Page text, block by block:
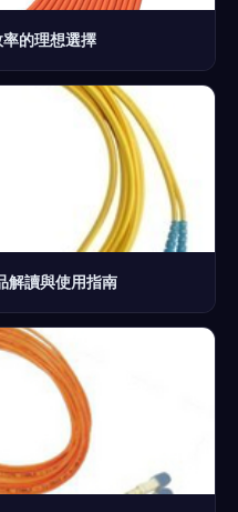
的理想選擇
解讀與使用指南